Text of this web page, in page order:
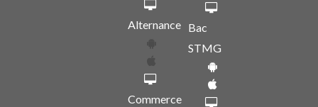
Alternance
Commerce
Bac
STMG